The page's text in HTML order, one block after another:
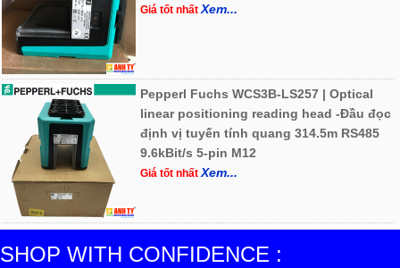
Giá tốt nhấtXem...
Pepperl Fuchs WCS3B-LS257 | Optical
linear positioning reading head -Đầu đọc
định vị tuyến tính quang 314.5m RS485
9.6kBit/s 5-pin M12
Giá tốt nhấtXem...
SHOP WITH CONFIDENCE :